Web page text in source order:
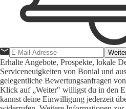
Erhalte Angebote, Prospekte, lokale
Serviceneuigkeiten von Bonial und
gelegentliche Bewertungsanfragen
Klick auf „Weiter" willigst du in den
kannst deine Einwilligung jederzeit